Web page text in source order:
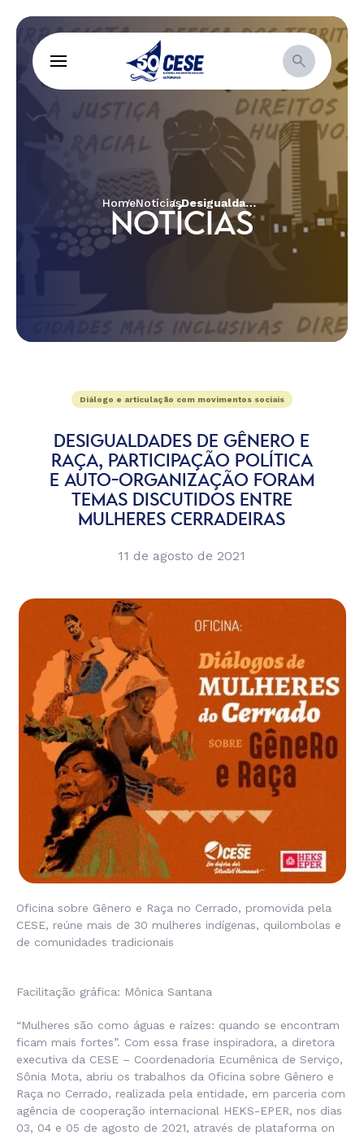
HomeNotícias Desigualdades de gênero e raça, participação política e auto-organização foram temas discutidos entre mulheres cerradeiras
NOTÍCIAS
Diálogo e articulação com movimentos sociais
DESIGUALDADES DE GÊNERO E
RAÇA, PARTICIPAÇÃO POLÍTICA
E AUTO-ORGANIZAÇÃO FORAM
TEMAS DISCUTIDOS ENTRE
MULHERES CERRADEIRAS
11 de agosto de 2021
Oficina sobre Gênero e Raça no Cerrado, promovida pela
CESE, reúne mais de 30 mulheres indígenas, quilombolas e
de comunidades tradicionais
Facilitação gráfica: Mônica Santana
“Mulheres são como águas e raízes: quando se encontram
ficam mais fortes”. Com essa frase inspiradora, a diretora
executiva da CESE – Coordenadoria Ecumênica de Serviço,
Sônia Mota, abriu os trabalhos da Oficina sobre Gênero e
Raça no Cerrado, realizada pela entidade, em parceria com
agência de cooperação internacional HEKS-EPER, nos dias
03, 04 e 05 de agosto de 2021, através de plataforma on